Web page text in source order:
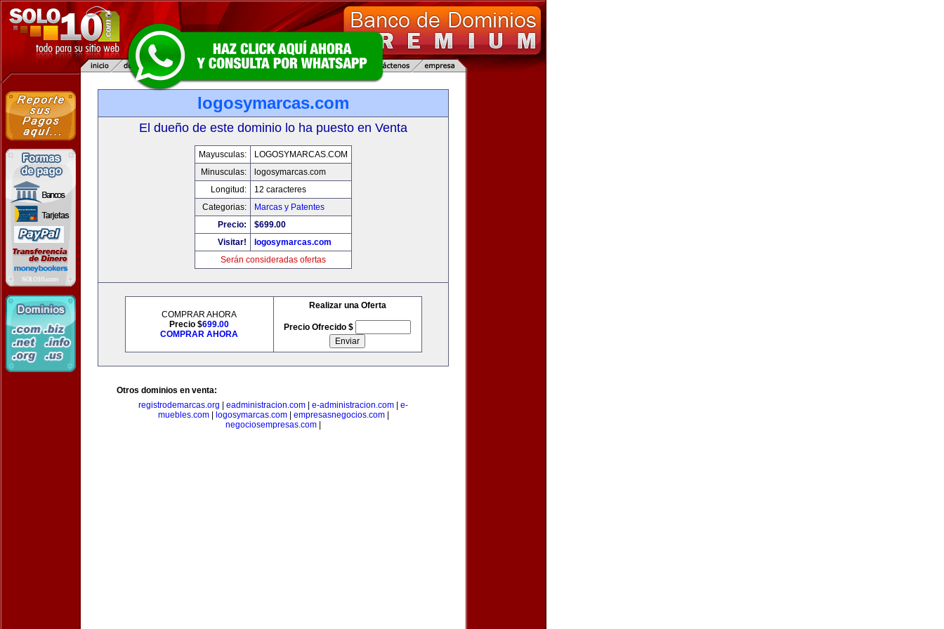
logosymarcas.com
El dueño de este dominio lo ha puesto en Venta
Mayusculas:
LOGOSYMARCAS.COM
Minusculas:
logosymarcas.com
Longitud:
12 caracteres
Categorias:
Marcas y Patentes
Precio:
$699.00
Visitar!
logosymarcas.com
Serán consideradas ofertas
COMPRAR AHORA
Precio $699.00
COMPRAR AHORA
Realizar una Oferta
Precio Ofrecido $
Otros dominios en venta:
registrodemarcas.org
eadministracion.com e-administracion.com
e-
muebles.com| logosymarcas.com| empresasnegocios.com|
negociosempresas.com